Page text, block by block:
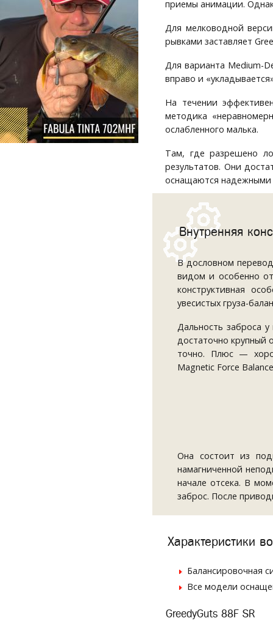
приемы анимации.
Для мелководной
рывками заставляет
Для варианта Medium-
вправо и
На течении
методика
ослабленного малька.
Там, где разрешено
результатов. Они
оснащаются надежными
Внутренняя
В дословном
видом и особенно
конструктивная
увесистых груза-
Дальность заброса
достаточно крупный
точно. Плюс —
Magnetic Force
Она состоит из
намагниченной
начале отсека. В
заброс. После
Характеристики
Балансировочная
Все модели
GreedyGuts 88F SR